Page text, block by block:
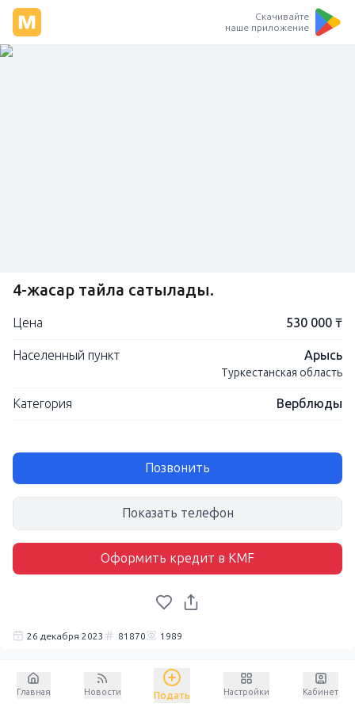
Скачивайте
наше приложение
4-жасар тайлақ сатылады.
Цена 530 000 ₸
Населенный пункт Арысь
Туркестанская область
Категория Верблюды
Позвонить
Показать телефон
Оформить кредит в KMF
26 декабря 2023 81870 1989
Главная Новости Подать Настройки Кабинет